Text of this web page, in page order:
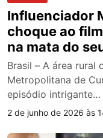
Influenciador
choque ao
na mata do
Brasil – A área rural
Metropolitana de
episódio intrigante…
2 de junho de 2026 às